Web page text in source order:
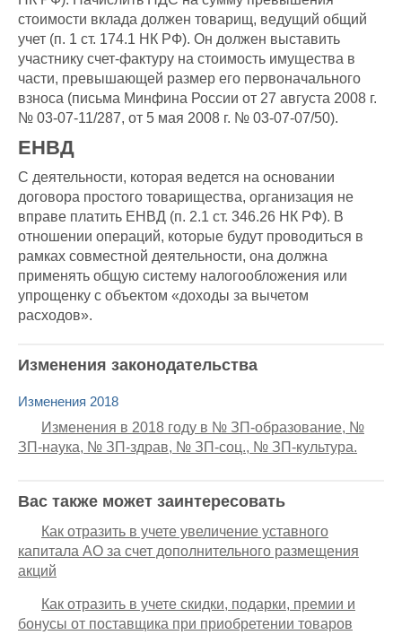
стоимости вклада должен товарищ, ведущий общий
учет (п. 1 ст. 174.1 НК РФ). Он должен выставить
участнику счет-фактуру на стоимость имущества в
части, превышающей размер его первоначального
взноса (письма Минфина России от 27 августа 2008 г.
№ 03-07-11/287, от 5 мая 2008 г. № 03-07-07/50).
ЕНВД
С деятельности, которая ведется на основании
договора простого товарищества, организация не
вправе платить ЕНВД (п. 2.1 ст. 346.26 НК РФ). В
отношении операций, которые будут проводиться в
рамках совместной деятельности, она должна
применять общую систему налогообложения или
упрощенку с объектом «доходы за вычетом
расходов».
Изменения законодательства
Изменения 2018
Изменения в 2018 году в № ЗП-образование, №
ЗП-наука, № ЗП-здрав, № ЗП-соц., № ЗП-культура.
Вас также может заинтересовать
Как отразить в учете увеличение уставного
капитала АО за счет дополнительного размещения
акций
Как отразить в учете скидки, подарки, премии и
бонусы от поставщика при приобретении товаров